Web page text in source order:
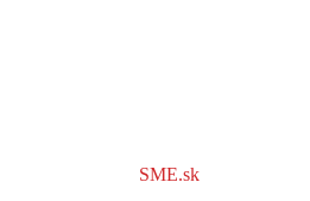
SME.sk